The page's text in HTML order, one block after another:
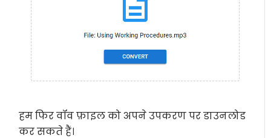
हम फिर वॉव फ़ाइल को अपने उपकरण पर डाउनलोड
कर सकते हैं।